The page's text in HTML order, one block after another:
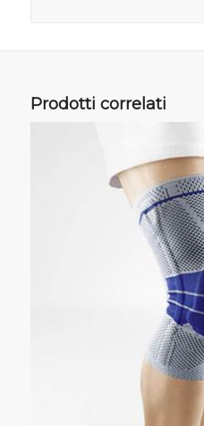
Prodotti correlati